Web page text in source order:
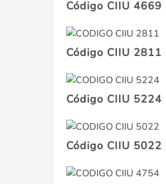
Código CIIU 4669
Código CIIU 2811
Código CIIU 5224
Código CIIU 5022